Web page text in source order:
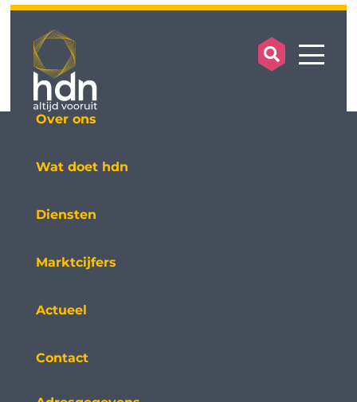
search
Over ons
Wat doet hdn
Diensten
Marktcijfers
Actueel
Contact